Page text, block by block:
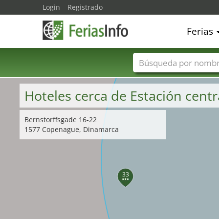
33
Hoteles cerca de Estación
Bernstorffsgade 16-22
1577 Copenague, Dinamarca
Login Registrado
Ferias
Nombres de ferias